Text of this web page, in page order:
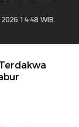
14:48 WIB